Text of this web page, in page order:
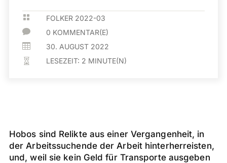
 FOLKER 2022-03
 0 KOMMENTAR(E)
 30. AUGUST 2022
 LESEZEIT: 2 MINUTE(N)
Hobos sind Relikte aus einer Vergangenheit, in
der Arbeitssuchende der Arbeit hinterherreisten,
und, weil sie kein Geld für Transporte ausgeben